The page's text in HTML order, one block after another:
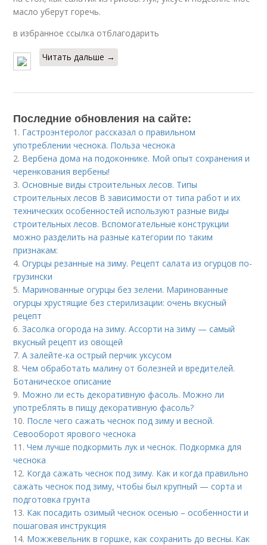
масло уберут горечь.
в избранное ссылка отблагодарить
Читать дальше →
Последние обновления на сайте:
1. Гастроэнтеролог рассказал о правильном
употреблении чеснока. Польза чеснока
2. Вербена дома на подоконнике. Мой опыт сохранения и
черенкования вербены!
3.Основные виды строительных лесов. Типы
строительных лесов В зависимости от типа работ и их
технических особенностей используют разные виды
строительных лесов. Вспомогательные конструкции
можно разделить на разные категории по таким
признакам:
4.Огурцы резанные на зиму. Рецепт салата из огурцов по-
грузински
5. Маринованные огурцы без зелени. Маринованные
огурцы хрустящие без стерилизации: очень вкусный
рецепт
6.Засолка огорода на зиму. Ассорти на зиму — самый
вкусный рецепт из овощей
7.А залейте-ка острый перчик уксусом
8.Чем обработать малину от болезней и вредителей.
Ботаническое описание
9. Можно ли есть декоративную фасоль. Можно ли
употреблять в пищу декоративную фасоль?
10. После чего сажать чеснок под зиму и весной.
Севооборот ярового чеснока
11.Чем лучше подкормить лук и чеснок. Подкормка для
чеснока
12. Когда сажать чеснок под зиму. Как и когда правильно
сажать чеснок под зиму, чтобы был крупный — сорта и
подготовка грунта
13. Как посадить озимый чеснок осенью – особенности и
пошаговая инструкция
14. Можжевельник в горшке, как сохранить до весны. Как